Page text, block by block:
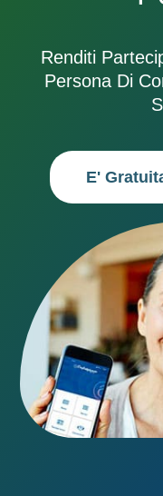
Renditi
Persona Di
E'